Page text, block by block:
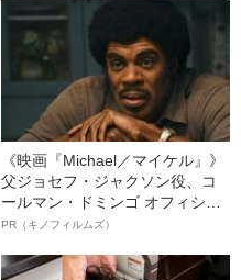
《映画『Michael／マイケル』》
父ジョセフ・ジャクソン役、コ
ールマン・ドミンゴ オフィシャ
ルインタビュー“観客を魅了した
語る”《日本興収70億円突破》
PR（キノフィルムズ）